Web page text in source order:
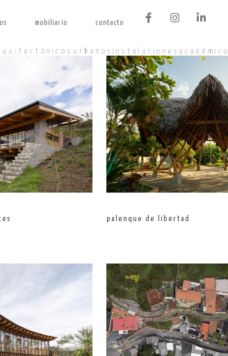
mobiliario contacto
urbanosinstalaciones académico
palenque de libertad